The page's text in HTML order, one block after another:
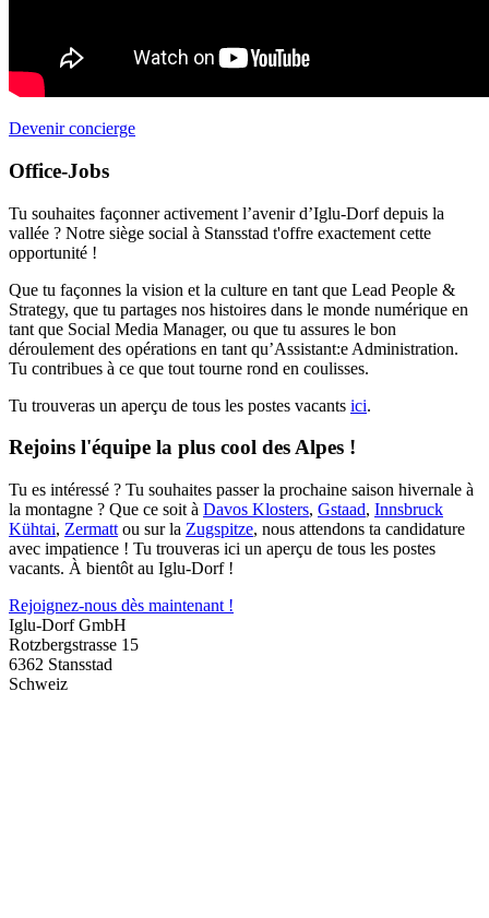
Devenir concierge
Office-Jobs
Tu souhaites façonner activement l’avenir d’Iglu-Dorf depuis la
vallée ? Notre siège social à Stansstad t'offre exactement cette
opportunité !
Que tu façonnes la vision et la culture en tant que Lead People &
Strategy, que tu partages nos histoires dans le monde numérique en
tant que Social Media Manager, ou que tu assures le bon
déroulement des opérations en tant qu’Assistant:e Administration.
Tu contribues à ce que tout tourne rond en coulisses.
Tu trouveras un aperçu de tous les postes vacants ici.
Rejoins l'équipe la plus cool des Alpes !
Tu es intéressé ? Tu souhaites passer la prochaine saison hivernale à
la montagne ? Que ce soit à Davos Klosters, Gstaad, Innsbruck
Kühtai, Zermatt ou sur la Zugspitze, nous attendons ta candidature
avec impatience ! Tu trouveras ici un aperçu de tous les postes
vacants. À bientôt au Iglu-Dorf !
Rejoignez-nous dès maintenant !
Iglu-Dorf GmbH
Rotzbergstrasse 15
6362 Stansstad
Schweiz